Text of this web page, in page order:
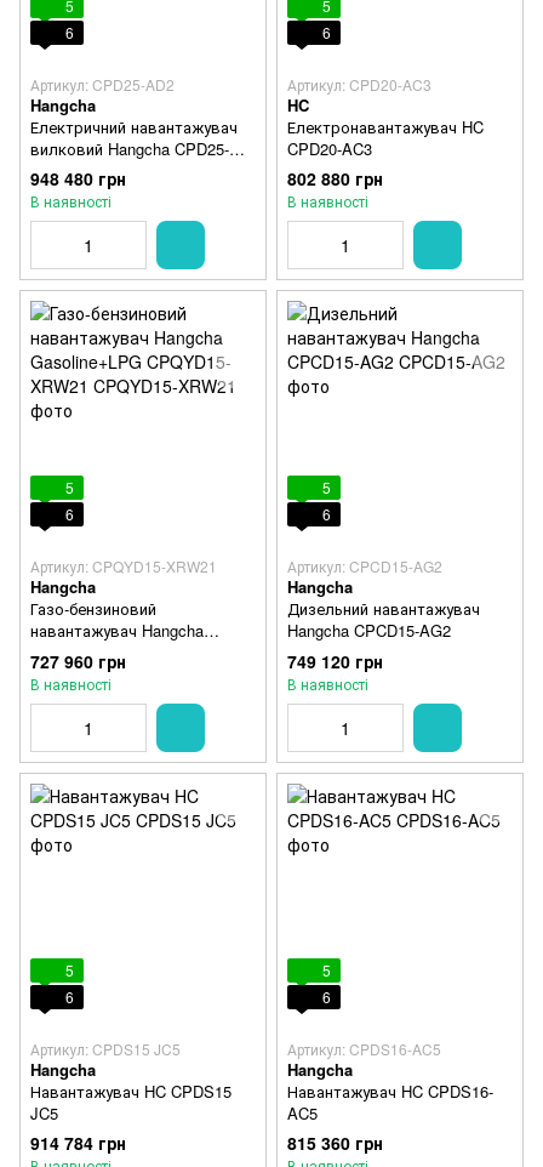
5
6
Артикул: CPD25-AD2
Hangcha
Електричний навантажувач
вилковий Hangcha CPD25-
AD2 4,5 м.
948 480 грн
В наявності
5
6
Артикул: CPD20-AC3
HC
Електронавантажувач HC
CPD20-AC3
802 880 грн
В наявності
5
6
Артикул: CPQYD15-XRW21
Hangcha
Газо-бензиновий
навантажувач Hangcha
Gasoline+LPG CPQYD15-
XRW21
727 960 грн
В наявності
5
6
Артикул: CPCD15-AG2
Hangcha
Дизельний навантажувач
Hangcha CPCD15-AG2
749 120 грн
В наявності
5
6
Артикул: CPDS15 JC5
Hangcha
Навантажувач HC CPDS15
JC5
914 784 грн
5
6
Артикул: CPDS16-AC5
Hangcha
Навантажувач HC CPDS16-
AC5
815 360 грн